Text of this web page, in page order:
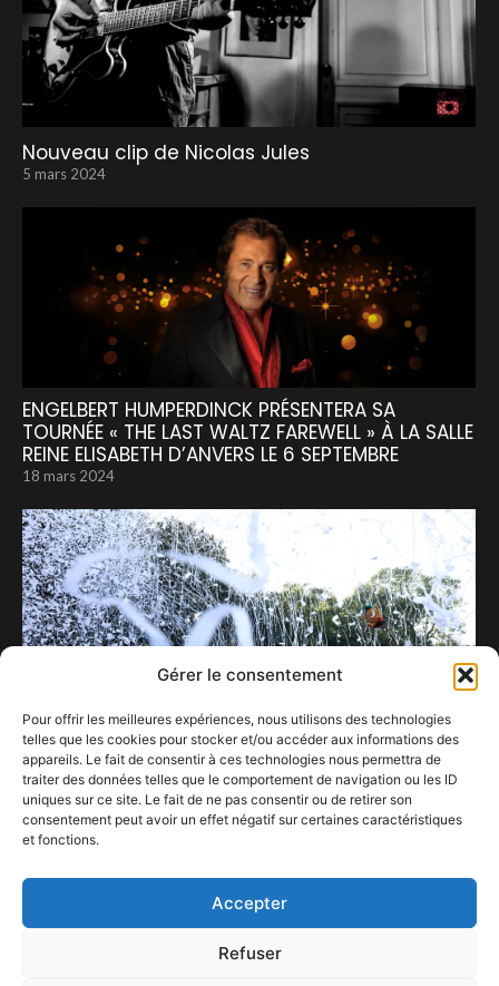
Gérer le consentement
Pour offrir les meilleures expériences, nous utilisons des technologies
telles que les cookies pour stocker et/ou accéder aux informations des
appareils. Le fait de consentir à ces technologies nous permettra de
traiter des données telles que le comportement de navigation ou les ID
uniques sur ce site. Le fait de ne pas consentir ou de retirer son
consentement peut avoir un effet négatif sur certaines caractéristiques
et fonctions.
Accepter
Refuser
Nouveau clip de Nicolas Jules
5 mars 2024
ENGELBERT HUMPERDINCK PRÉSENTERA SA
TOURNÉE « THE LAST WALTZ FAREWELL » À LA SALLE
REINE ELISABETH D’ANVERS LE 6 SEPTEMBRE
18 mars 2024
Concerts & Festivals 2026 : les premières
22 novembre 2025